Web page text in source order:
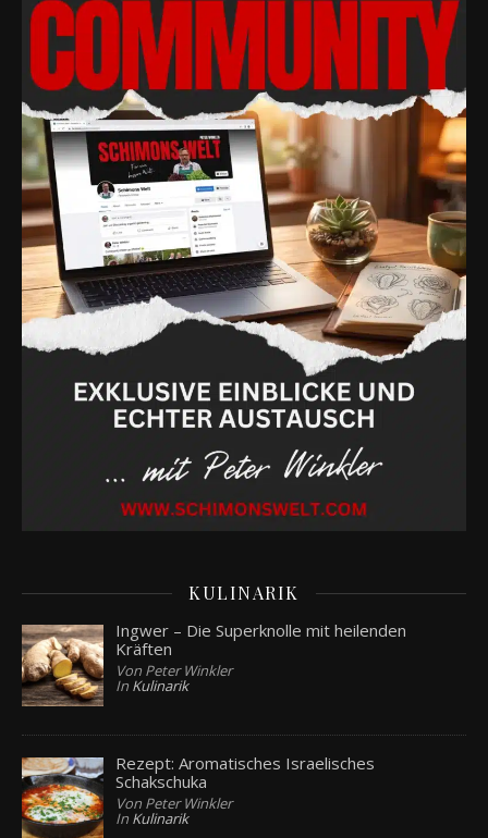
KULINARIK
Ingwer – Die Superknolle mit heilenden
Kräften
Von Peter Winkler
In Kulinarik
Rezept: Aromatisches Israelisches
Schakschuka
Von Peter Winkler
In Kulinarik